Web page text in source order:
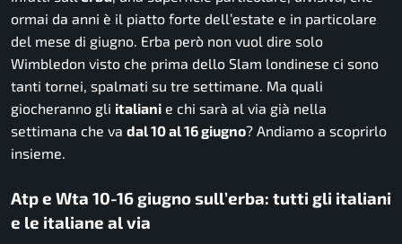
ormai da anni è il piatto forte dell’estate e in particolare
del mese di giugno. Erba però non vuol dire solo
Wimbledon visto che prima dello Slam londinese ci sono
tanti tornei, spalmati su tre settimane. Ma quali
giocheranno gli italiani e chi sarà al via già nella
settimana che va dal 10 al 16 giugno? Andiamo a scoprirlo
insieme.
Atp e Wta 10-16 giugno sull’erba: tutti gli italiani
e le italiane al via